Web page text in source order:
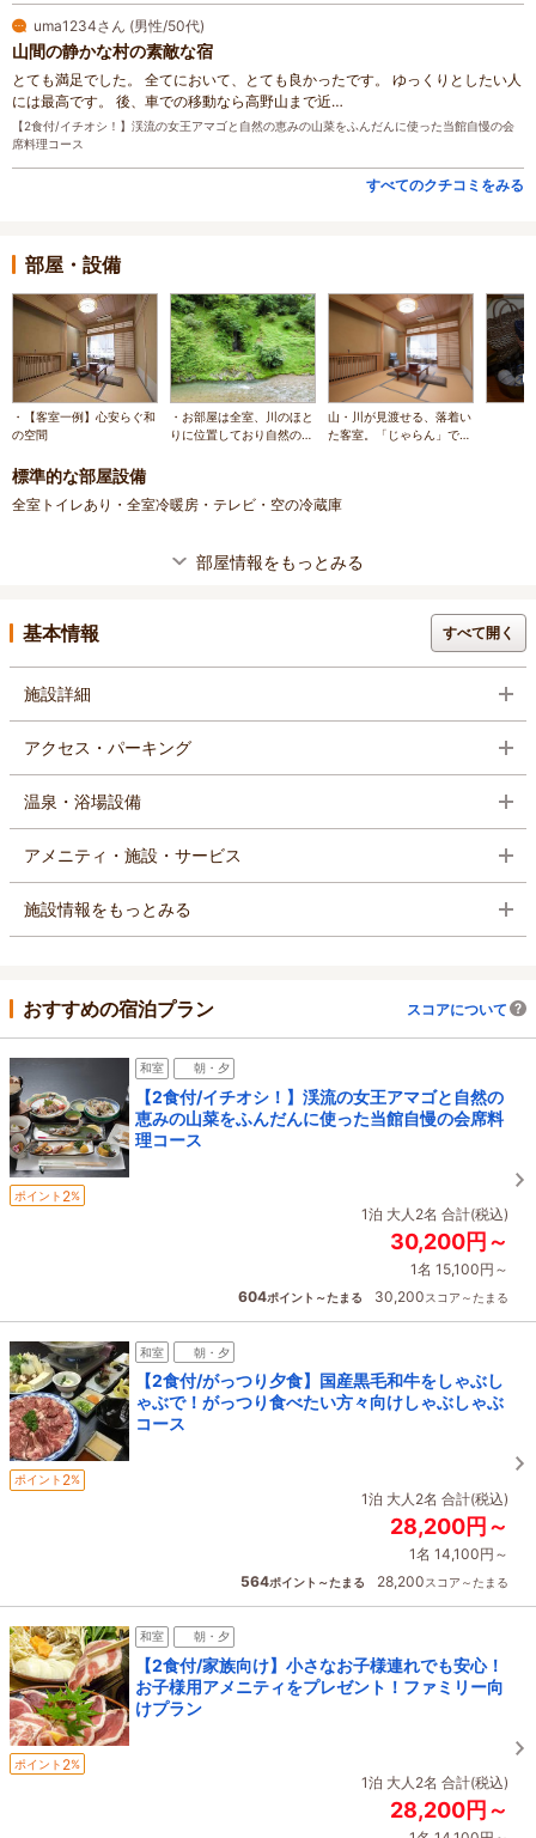
uma1234さん (男性/50代)
山間の静かな村の素敵な宿
とても満足でした。 全てにおいて、とても良かったです。 ゆっくりとしたい人
には最高です。 後、車での移動なら高野山まで近…
【2食付/イチオシ！】渓流の女王アマゴと自然の恵みの山菜をふんだんに使った当館自慢の会
席料理コース
すべてのクチコミをみる
部屋・設備
・【客室一例】心安らぐ和
の空間
・お部屋は全室、川のほと
りに位置しており自然の風
山・川が見渡せる、落着い
た客室。「じゃらん」での
標準的な部屋設備
全室トイレあり・全室冷暖房・テレビ・空の冷蔵庫
部屋情報をもっとみる
基本情報 すべて開く
施設詳細
アクセス・パーキング
温泉・浴場設備
アメニティ・施設・サービス
施設情報をもっとみる
おすすめの宿泊プラン スコアについて
和室 朝・夕
【2食付/イチオシ！】渓流の女王アマゴと自然の
恵みの山菜をふんだんに使った当館自慢の会席料
理コース
ポイント 2%
1泊 大人2名 合計(税込)
30,200円～
1名 15,100円～
604ポイント～たまる 30,200スコア～たまる
和室 朝・夕
【2食付/がっつり夕食】国産黒毛和牛をしゃぶし
ゃぶで！がっつり食べたい方々向けしゃぶしゃぶ
コース
ポイント 2%
1泊 大人2名 合計(税込)
28,200円～
1名 14,100円～
564ポイント～たまる 28,200スコア～たまる
和室 朝・夕
【2食付/家族向け】小さなお子様連れでも安心！
お子様用アメニティをプレゼント！ファミリー向
けプラン
ポイント 2%
1泊 大人2名 合計(税込)
28,200円～